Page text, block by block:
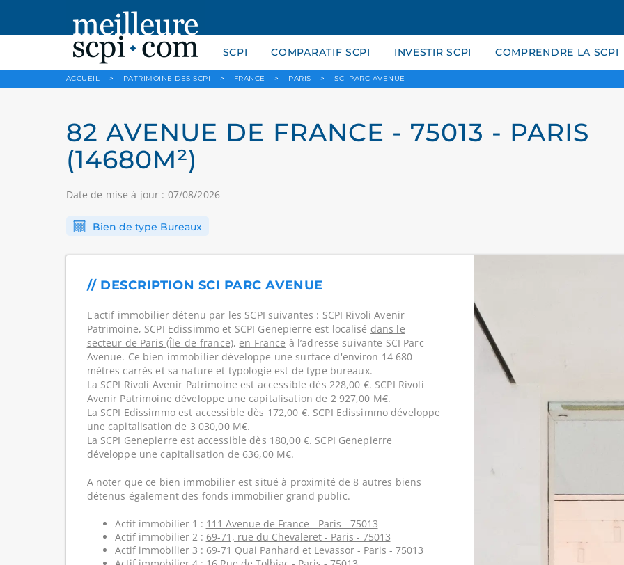
SCPI COMPARATIF SCPI INVESTIR SCPI COMPRENDRE LA SCPI
ACCUEIL > PATRIMOINE DES SCPI > FRANCE > PARIS > SCI PARC AVENUE
82 AVENUE DE FRANCE - 75013 - PARIS
(14680M²)
Date de mise à jour : 07/08/2026
Bien de type Bureaux
// DESCRIPTION SCI PARC AVENUE
L'actif immobilier détenu par les SCPI suivantes : SCPI Rivoli Avenir
Patrimoine, SCPI Edissimmo et SCPI Genepierre est localisé dans le
secteur de Paris (Île-de-france), en France à l’adresse suivante SCI Parc
Avenue. Ce bien immobilier développe une surface d'environ 14 680
mètres carrés et sa nature et typologie est de type bureaux.
La SCPI Rivoli Avenir Patrimoine est accessible dès 228,00 €. SCPI Rivoli
Avenir Patrimoine développe une capitalisation de 2 927,00 M€.
La SCPI Edissimmo est accessible dès 172,00 €. SCPI Edissimmo développe
une capitalisation de 3 030,00 M€.
La SCPI Genepierre est accessible dès 180,00 €. SCPI Genepierre
développe une capitalisation de 636,00 M€.
A noter que ce bien immobilier est situé à proximité de 8 autres biens
détenus également des fonds immobilier grand public.
Actif immobilier 1 : 111 Avenue de France - Paris - 75013
Actif immobilier 2 : 69-71, rue du Chevaleret - Paris - 75013
Actif immobilier 3 : 69-71 Quai Panhard et Levassor - Paris - 75013